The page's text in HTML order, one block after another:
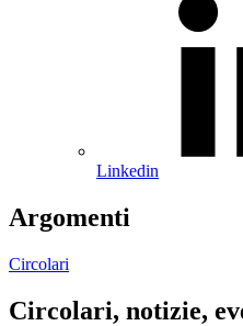
Linkedin
Argomenti
Circolari
Circolari, notizie,